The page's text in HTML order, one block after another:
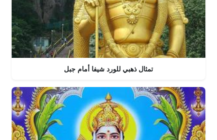
تمثال ذهبي للورد شيفا أمام جبل